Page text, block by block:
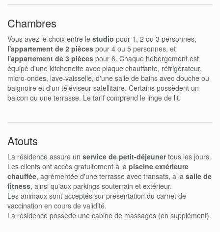
Chambres
Vous avez le choix entre le studio pour 1, 2 ou 3 personnes,
l'appartement de 2 pièces pour 4 ou 5 personnes, et
l'appartement de 3 pièces pour 6. Chaque hébergement est
équipé d'une kitchenette avec plaque chauffante, réfrigérateur,
micro-ondes, lave-vaisselle, d'une salle de bains avec douche ou
baignoire et d'un téléviseur satellitaire. Certains possèdent un
balcon ou une terrasse. Le tarif comprend le linge de lit.
Atouts
La résidence assure un service de petit-déjeunertous les jours.
Les clients ont accès gratuitement à la piscine extérieure
chauffée, agrémentée d'une terrasse avec transats, à la salle de
fitness, ainsi qu'aux parkings souterrain et extérieur.
Les animaux sont acceptés sur présentation du carnet de
vaccination en cours de validité.
La résidence possède une cabine de massages (en supplément).